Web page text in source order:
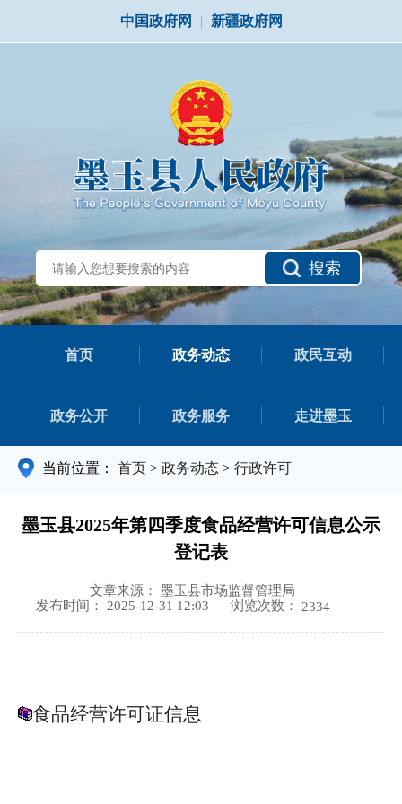
中国政府网 | 新疆政府网
搜索
首页 政务动态 政民互动
政务公开 政务服务 走进墨玉
当前位置： 首页 > 政务动态 > 行政许可
墨玉县2025年第四季度食品经营许可信息公示
登记表
文章来源： 墨玉县市场监督管理局
发布时间： 2025-12-31 12:03
浏览次数： 2334
食品经营许可证信息